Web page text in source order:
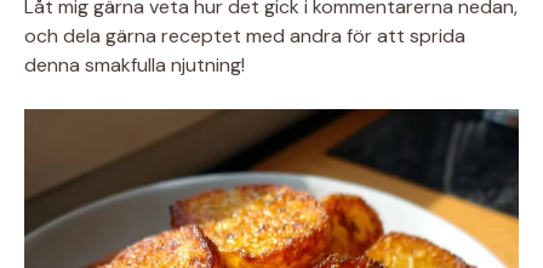
Låt mig gärna veta hur det gick i kommentarerna nedan,
och dela gärna receptet med andra för att sprida
denna smakfulla njutning!